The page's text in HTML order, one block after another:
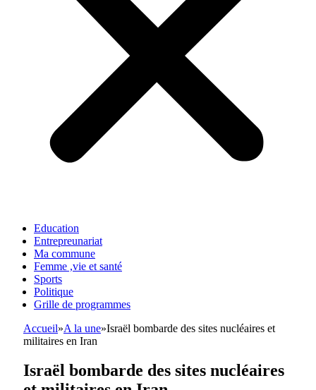
Education
Entrepreunariat
Ma commune
Femme ,vie et santé
Sports
Politique
Grille de programmes
Accueil»A la une»Israël bombarde des sites nucléaires et
militaires en Iran
Israël bombarde des sites nucléaires